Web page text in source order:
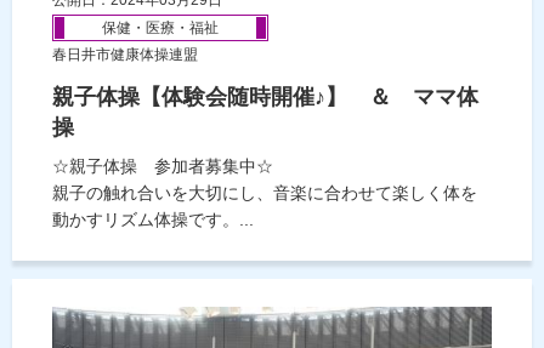
保健・医療・福祉
春日井市健康体操連盟
親子体操【体験会随時開催♪】 ＆ ママ体
操
☆親子体操 参加者募集中☆
親子の触れ合いを大切にし、音楽に合わせて楽しく体を
動かすリズム体操です。...